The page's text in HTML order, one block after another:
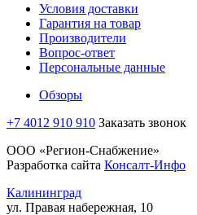
Условия доставки
Гарантия на товар
Производители
Вопрос-ответ
Персональные данные
Обзоры
+7 4012 910 910 Заказать звонок
ООО «Регион-Снабжение»
Разработка сайта Консалт-Инфо
Калининград
ул. Правая набережная, 10